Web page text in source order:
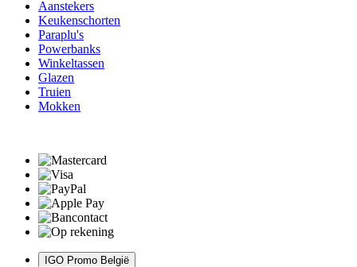
Aanstekers
Keukenschorten
Paraplu's
Powerbanks
Winkeltassen
Glazen
Truien
Mokken
IGO Promo België